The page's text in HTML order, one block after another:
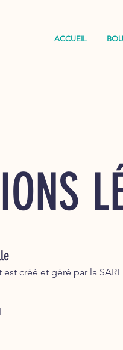
ACCUEIL
créé et géré par la